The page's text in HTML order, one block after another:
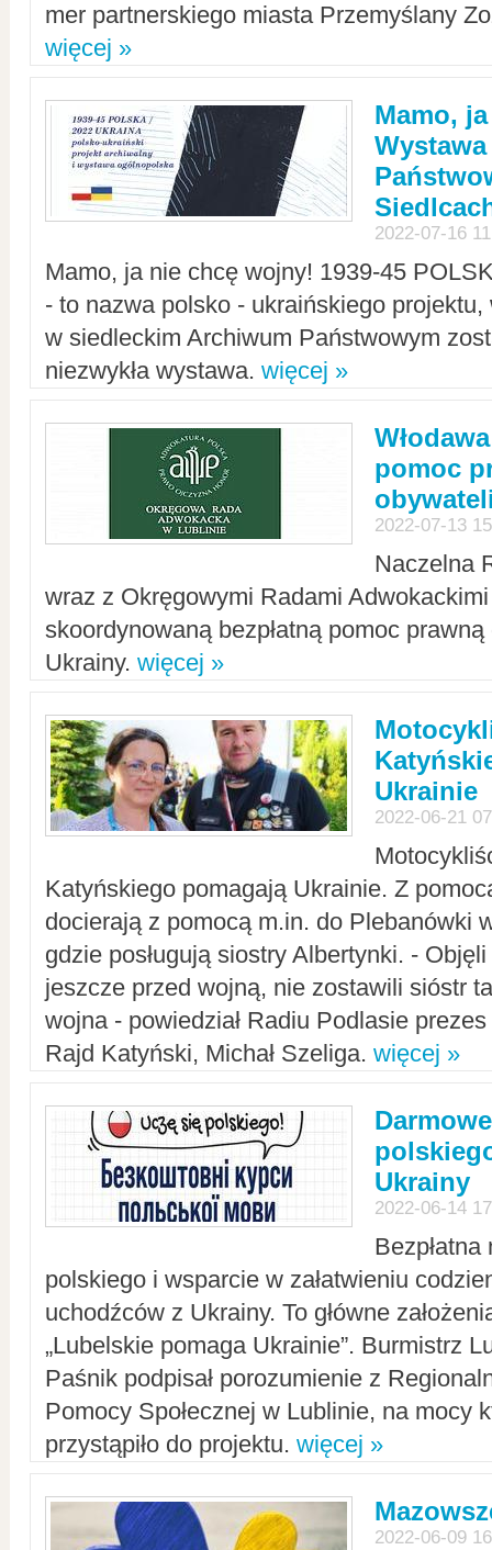
mer partnerskiego miasta Przemyślany
więcej »
Mamo,
2022-07-16
Mamo, ja nie chcę wojny! 1939-45
- to nazwa polsko - ukraińskiego
w siedleckim Archiwum Państwowym
niezwykła wystawa. więcej »
pomoc
2022-07-13
Naczelna
wraz z Okręgowymi Radami Adwokackimi
skoordynowaną bezpłatną pomoc
Ukrainy. więcej »
Ukrainie
2022-06-21
Katyńskiego pomagają Ukrainie. Z
docierają z pomocą m.in. do Plebanówki
gdzie posługują siostry Albertynki. -
jeszcze przed wojną, nie zostawili sióstr
wojna - powiedział Radiu Podlasie
Rajd Katyński, Michał Szeliga. więcej »
Ukrainy
2022-06-14
polskiego i wsparcie w załatwieniu
uchodźców z Ukrainy. To główne
„Lubelskie pomaga Ukrainie”. Burmistrz
Paśnik podpisał porozumienie z
Pomocy Społecznej w Lublinie, na mocy
przystąpiło do projektu. więcej »
2022-06-09